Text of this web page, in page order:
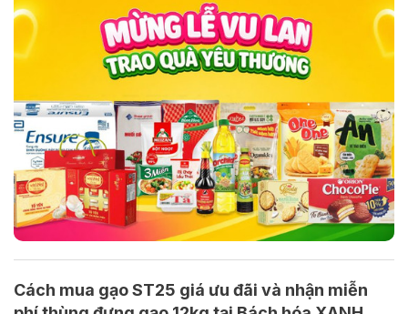
Cách mua gạo ST25 giá ưu đãi và nhận miễn